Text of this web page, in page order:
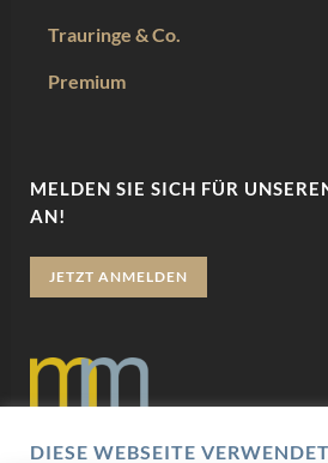
Trauringe & Co.
Premium
MELDEN SIE SICH FÜR
AN!
JETZT ANMELDEN
DIESE WEBSEITE